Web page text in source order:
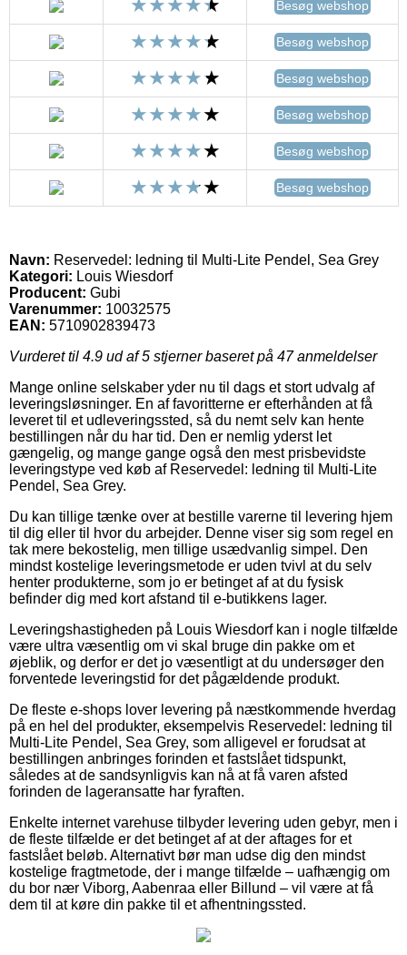
Besøg webshop
Besøg webshop
Besøg webshop
Besøg webshop
Besøg webshop
Besøg webshop
Navn: Reservedel: ledning til Multi-Lite Pendel, Sea Grey
Kategori: Louis Wiesdorf
Producent: Gubi
Varenummer: 10032575
EAN: 5710902839473
Vurderet til 4.9 ud af 5 stjerner baseret på 47anmeldelser
Mange online selskaber yder nu til dags et stort udvalg af
leveringsløsninger. En af favoritterne er efterhånden at få
leveret til et udleveringssted, så du nemt selv kan hente
bestillingen når du har tid. Den er nemlig yderst let
gængelig, og mange gange også den mest prisbevidste
leveringstype ved køb af Reservedel: ledning til Multi-Lite
Pendel, Sea Grey.
Du kan tillige tænke over at bestille varerne til levering hjem
til dig eller til hvor du arbejder. Denne viser sig som regel en
tak mere bekostelig, men tillige usædvanlig simpel. Den
mindst kostelige leveringsmetode er uden tvivl at du selv
henter produkterne, som jo er betinget af at du fysisk
befinder dig med kort afstand til e-butikkens lager.
Leveringshastigheden på Louis Wiesdorf kan i nogle tilfælde
være ultra væsentlig om vi skal bruge din pakke om et
øjeblik, og derfor er det jo væsentligt at du undersøger den
forventede leveringstid for det pågældende produkt.
De fleste e-shops lover levering på næstkommende hverdag
på en hel del produkter, eksempelvis Reservedel: ledning til
Multi-Lite Pendel, Sea Grey, som alligevel er forudsat at
bestillingen anbringes forinden et fastslået tidspunkt,
således at de sandsynligvis kan nå at få varen afsted
forinden de lageransatte har fyraften.
Enkelte internet varehuse tilbyder levering uden gebyr, men i
de fleste tilfælde er det betinget af at der aftages for et
fastslået beløb. Alternativt bør man udse dig den mindst
kostelige fragtmetode, der i mange tilfælde – uafhængig om
du bor nær Viborg, Aabenraa eller Billund – vil være at få
dem til at køre din pakke til et afhentningssted.